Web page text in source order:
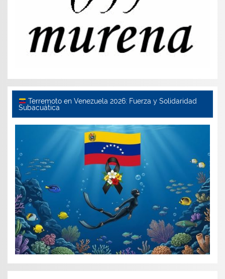
Terremoto en Venezuela 2026: Fuerza y Solidaridad
Subacuática